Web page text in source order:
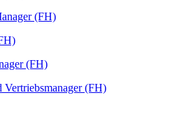
(FH)
(FH)
(FH)